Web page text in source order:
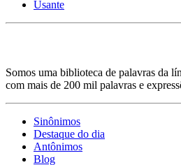
Usante
Somos uma biblioteca de palavras da
com mais de 200 mil palavras e
Sinônimos
Destaque do dia
Antônimos
Blog